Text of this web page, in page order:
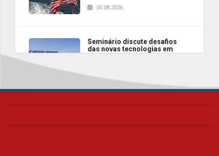
05.08.2026
Seminário discute desafios
das novas tecnologias em